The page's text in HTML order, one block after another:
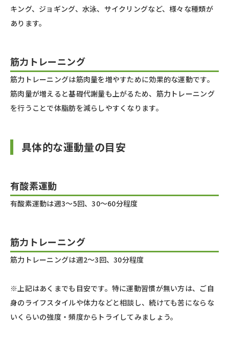
キング、ジョギング、水泳、サイクリングなど、様々な種類が
あります。
筋力トレーニング
筋力トレーニングは筋肉量を増やすために効果的な運動です。
筋肉量が増えると基礎代謝量も上がるため、筋力トレーニング
を行うことで体脂肪を減らしやすくなります。
具体的な運動量の目安
有酸素運動
有酸素運動は週3～5回、30～60分程度
筋力トレーニング
筋力トレーニングは週2～3回、30分程度
※上記はあくまでも目安です。特に運動習慣が無い方は、ご自
身のライフスタイルや体力などと相談し、続けても苦にならな
いくらいの強度・頻度からトライしてみましょう。